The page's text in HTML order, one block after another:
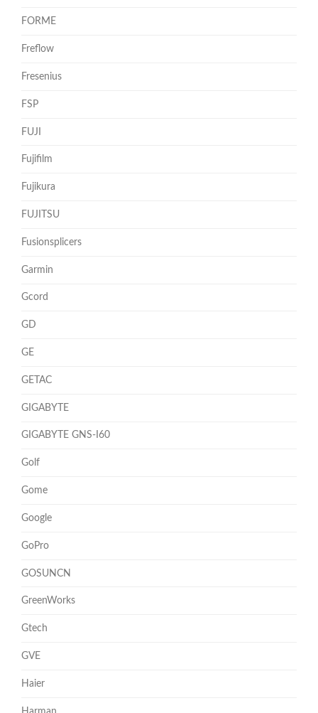
FORME
Freflow
Fresenius
FSP
FUJI
Fujifilm
Fujikura
FUJITSU
Fusionsplicers
Garmin
Gcord
GD
GE
GETAC
GIGABYTE
GIGABYTE GNS-I60
Golf
Gome
Google
GoPro
GOSUNCN
GreenWorks
Gtech
GVE
Haier